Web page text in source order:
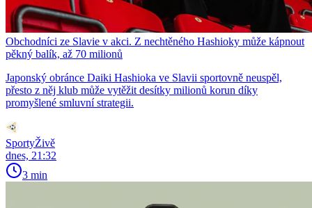
Obchodníci ze Slavie v akci. Z nechtěného Hashioky může kápnout
pěkný balík, až 70 milionů
Japonský obránce Daiki Hashioka ve Slavii sportovně neuspěl,
přesto z něj klub může vytěžit desítky milionů korun díky
promyšlené smluvní strategii.
SportyŽivě
dnes, 21:32
3 min